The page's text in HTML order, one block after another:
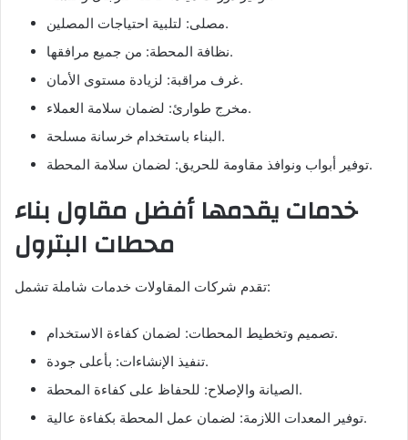
مصلى: لتلبية احتياجات المصلين.
نظافة المحطة: من جميع مرافقها.
غرف مراقبة: لزيادة مستوى الأمان.
مخرج طوارئ: لضمان سلامة العملاء.
البناء باستخدام خرسانة مسلحة.
توفير أبواب ونوافذ مقاومة للحريق: لضمان سلامة المحطة.
خدمات يقدمها أفضل مقاول بناء
محطات البترول
تقدم شركات المقاولات خدمات شاملة تشمل:
تصميم وتخطيط المحطات: لضمان كفاءة الاستخدام.
تنفيذ الإنشاءات: بأعلى جودة.
الصيانة والإصلاح: للحفاظ على كفاءة المحطة.
توفير المعدات اللازمة: لضمان عمل المحطة بكفاءة عالية.